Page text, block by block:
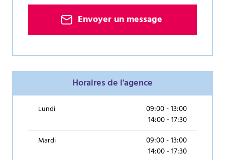
Envoyer un message
Horaires de l'agence
Lundi 09:00 - 13:00
14:00 - 17:30
Mardi 09:00 - 13:00
14:00 - 17:30